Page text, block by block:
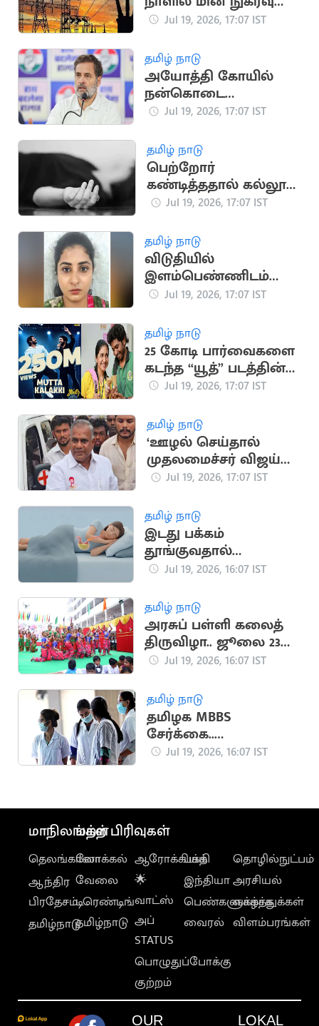
475.45 மில்லியன்
Jul 19, 2026, 17:07 IST
தமிழ் நாடு
அயோத்தி கோயில்
நன்கொடை
விவகாரம்: பிரதமருக்கு
Jul 19, 2026, 17:07 IST
தமிழ் நாடு
பெற்றோர்
கண்டித்ததால் கல்லூரி
மாணவி தற்கொலை
Jul 19, 2026, 17:07 IST
தமிழ் நாடு
விடுதியில்
இளம்பெண்ணிடம்
நகை திருடிய
Jul 19, 2026, 17:07 IST
தமிழ் நாடு
25 கோடி பார்வைகளை
கடந்த “யூத்” படத்தின்
“முட்ட கலக்கி” பாடல்
Jul 19, 2026, 17:07 IST
தமிழ் நாடு
‘ஊழல் செய்தால்
முதலமைச்சர் விஜய்
நீக்கிவிடுவார்’..
Jul 19, 2026, 17:07 IST
தமிழ் நாடு
இடது பக்கம்
தூங்குவதால்
கிடைக்கும் முக்கிய
Jul 19, 2026, 16:07 IST
தமிழ் நாடு
அரசுப் பள்ளி கலைத்
திருவிழா.. ஜூலை 23
முதல் தொடக்கம்
Jul 19, 2026, 16:07 IST
தமிழ் நாடு
தமிழக MBBS
சேர்க்கை..
எதிர்பார்க்கப்படும் கட்-
Jul 19, 2026, 16:07 IST
மாநிலங்கள்
தெலங்கானா
ஆந்திர
பிரதேசம்
தமிழ்நாடு
மற்ற பிரிவுகள்
லோக்கல்
வேலை
டிரெண்டிங்
தமிழ்நாடு
ஆரோக்கியம்
🌟
வாட்ஸ்
அப்
STATUS
பொழுதுப்போக்கு
குற்றம்
பக்தி
இந்தியா
பெண்களுக்காக
வைரல்
தொழில்நுட்பம்
அரசியல்
வாழ்த்துக்கள்
விளம்பரங்கள்
OUR LOKAL